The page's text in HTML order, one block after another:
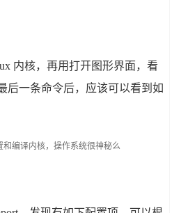
内核，再用打开图形界面，看
后一条命令后，应该可以看到如